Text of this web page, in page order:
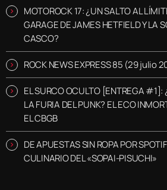
MOTOROCK 17: ¿UN SALTO AL
GARAGE DE JAMES HETFIELD Y LA
CASCO?
ROCK NEWS EXPRESS 85 (29 julio
EL SURCO OCULTO [ENTREGA #1]:
LA FURIA DEL PUNK? EL ECO
EL CBGB
DE APUESTAS SIN ROPA POR
CULINARIO DEL «SOPAI-PISUCHI»